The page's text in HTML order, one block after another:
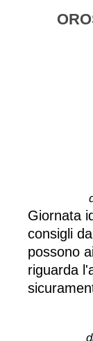
Giornata
consigli
possono
riguarda